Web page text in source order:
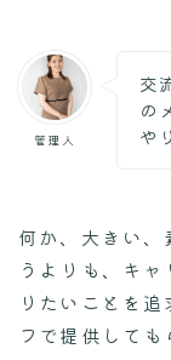
管理人
交
の
や
何か、大きい
うよりも、キ
りたいことを
フで提供しても